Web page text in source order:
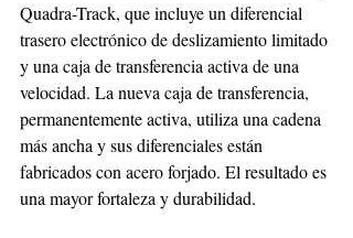
Quadra-Track, que incluye un diferencial
trasero electrónico de deslizamiento limitado
y una caja de transferencia activa de una
velocidad. La nueva caja de transferencia,
permanentemente activa, utiliza una cadena
más ancha y sus diferenciales están
fabricados con acero forjado. El resultado es
una mayor fortaleza y durabilidad.